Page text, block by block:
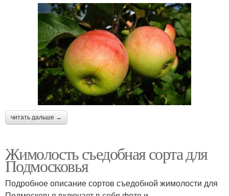
читать дальше →
Жимолость съедобная сорта для
Подмосковья
Подробное описание сортов съедобной жимолости для